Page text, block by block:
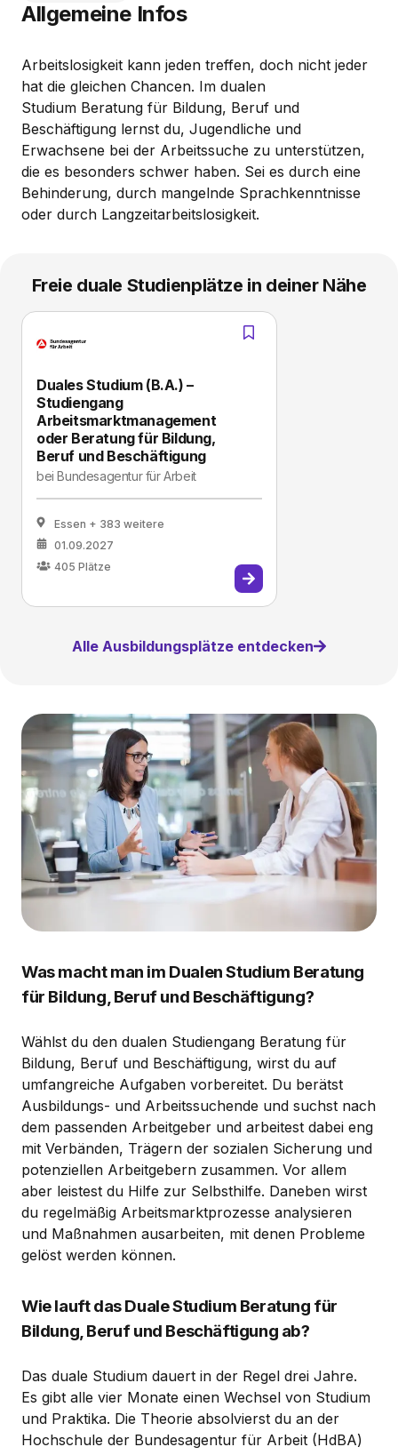
Allgemeine Infos
Arbeitslosigkeit kann jeden treffen, doch nicht jeder
hat die gleichen Chancen. Im dualen
Studium Beratung für Bildung, Beruf und
Beschäftigung lernst du, Jugendliche und
Erwachsene bei der Arbeitssuche zu unterstützen,
die es besonders schwer haben. Sei es durch eine
Behinderung, durch mangelnde Sprachkenntnisse
oder durch Langzeitarbeitslosigkeit.
Freie duale Studienplätze in deiner Nähe
Duales Studium (B.A.) –
Studiengang
Arbeitsmarktmanagement
oder Beratung für Bildung,
Beruf und Beschäftigung
beiBundesagentur für Arbeit
Essen + 383 weitere
01.09.2027
405 Plätze
Alle Ausbildungsplätze entdecken
Was macht man im Dualen Studium Beratung
für Bildung, Beruf und Beschäftigung?
Wählst du den dualen Studiengang Beratung für
Bildung, Beruf und Beschäftigung, wirst du auf
umfangreiche Aufgaben vorbereitet. Du berätst
Ausbildungs- und Arbeitssuchende und suchst nach
dem passenden Arbeitgeber und arbeitest dabei eng
mit Verbänden, Trägern der sozialen Sicherung und
potenziellen Arbeitgebern zusammen. Vor allem
aber leistest du Hilfe zur Selbsthilfe. Daneben wirst
du regelmäßig Arbeitsmarktprozesse analysieren
und Maßnahmen ausarbeiten, mit denen Probleme
gelöst werden können.
Wie lauft das Duale Studium Beratung für
Bildung, Beruf und Beschäftigung ab?
Das duale Studium dauert in der Regel drei Jahre.
Es gibt alle vier Monate einen Wechsel von Studium
und Praktika. Die Theorie absolvierst du an der
Hochschule der Bundesagentur für Arbeit (HdBA)